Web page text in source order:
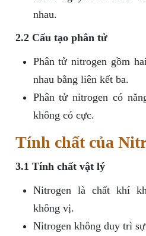
nhau.
2.2 Cấu tạo phân tử
Phân tử nitrogen gồm
nhau bằng liên kết ba.
Phân tử nitrogen có
không có cực.
Tính chất của
3.1 Tính chất vật lý
Nitrogen là chất khí
không vị.
Nitrogen không duy trì